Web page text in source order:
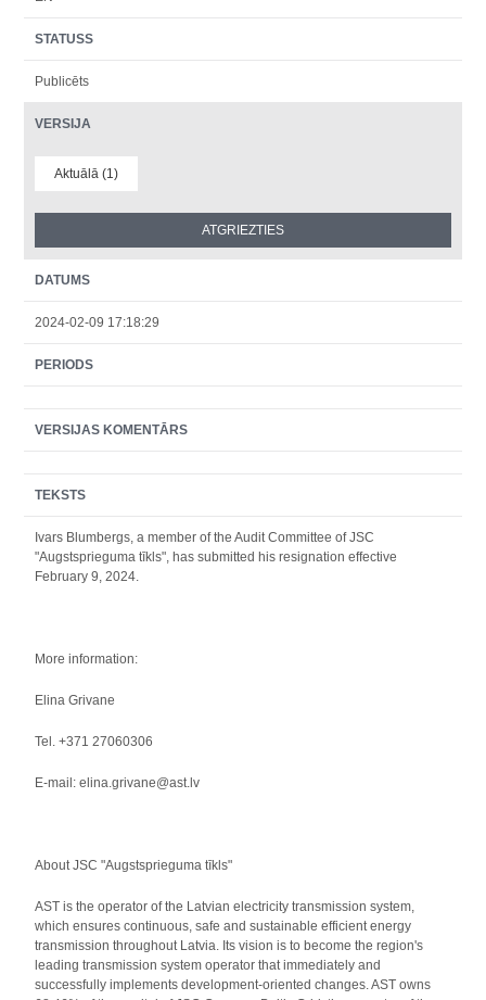
STATUSS
Publicēts
VERSIJA
Aktuālā (1)
DATUMS
2024-02-09 17:18:29
PERIODS
VERSIJAS KOMENTĀRS
TEKSTS
Ivars Blumbergs, a member of the Audit Committee of JSC
"Augstsprieguma tīkls", has submitted his resignation effective
February 9, 2024.
More information:
Elina Grivane
Tel. +371 27060306
E-mail: elina.grivane@ast.lv
About JSC "Augstsprieguma tīkls"
AST is the operator of the Latvian electricity transmission system,
which ensures continuous, safe and sustainable efficient energy
transmission throughout Latvia. Its vision is to become the region's
leading transmission system operator that immediately and
successfully implements development-oriented changes. AST owns